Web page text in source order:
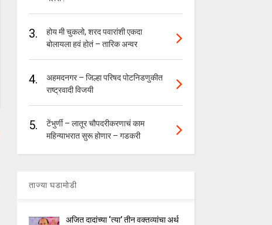
3.
होय मी चुकलो, शरद पवारांशी एकदा
बोलायला हवं होतं – तारिक अन्वर
4.
अहमदनगर – जिल्हा परिषद पोटनिडणुकीत
राष्ट्रवादी विजयी
5.
टेंभुर्णी – लातूर चौपदरीकरणाचं काम
महिन्याभरात सुरू होणार – गडकरी
ताज्या घडामोडी
अजित दादांच्या ‘त्या’ तीन वक्तव्यांचा अर्थ